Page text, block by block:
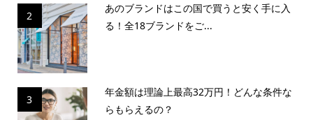
2
あのブランドはこの国で買うと安く手に入
る！全18ブランドをご...
3
年金額は理論上最高32万円！どんな条件な
らもらえるの？